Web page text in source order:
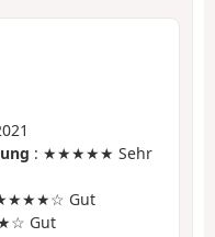
: ★★★★★ Sehr
Gut
Gut